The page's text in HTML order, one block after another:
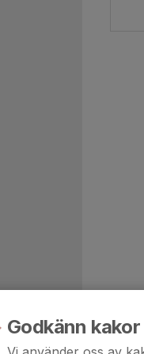
Godkänn kakor